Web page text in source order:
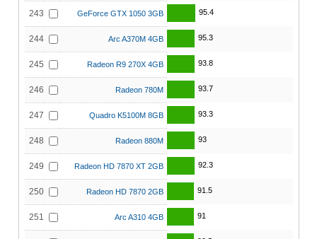
243 GeForce GTX 1050 3GB 95.4
244 Arc A370M 4GB 95.3
245 Radeon R9 270X 4GB 93.8
246 Radeon 780M 93.7
247 Quadro K5100M 8GB 93.3
248 Radeon 880M 93
249 Radeon HD 7870 XT 2GB 92.3
250 Radeon HD 7870 2GB 91.5
251 Arc A310 4GB 91